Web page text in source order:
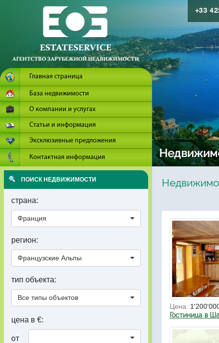
Главная страница
База недвижимости
О компании и услугах
Статьи и информация
Эксклюзивные предложения
Контактная информация
+33
ПОИСК НЕДВИЖИМОСТИ
страна:
Франция
регион:
Французские Альпы
тип объекта:
Все типы объектов
цена в €:
от
Цена:
Гостиница в